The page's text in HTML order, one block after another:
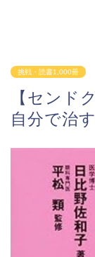
挑戦・読書1,000冊
【センド
自分で治